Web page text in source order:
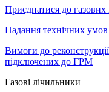
Приєднатися до
Надання технічних умов
Вимоги до
підключених до ГРМ
Газові лічильники